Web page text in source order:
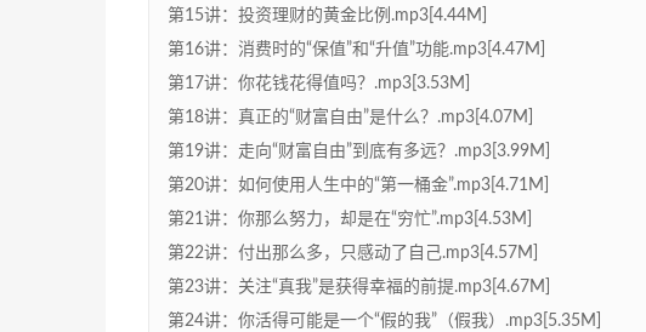
第15讲：投资理财的黄金比例.mp3[4.44M]
第16讲：消费时的“保值”和“升值”功能.mp3[4.47M]
第17讲：你花钱花得值吗？.mp3[3.53M]
第18讲：真正的“财富自由”是什么？.mp3[4.07M]
第19讲：走向“财富自由”到底有多远？.mp3[3.99M]
第20讲：如何使用人生中的“第一桶金”.mp3[4.71M]
第21讲：你那么努力，却是在“穷忙”.mp3[4.53M]
第22讲：付出那么多，只感动了自己.mp3[4.57M]
第23讲：关注“真我”是获得幸福的前提.mp3[4.67M]
第24讲：你活得可能是一个“假的我”（假我）.mp3[5.35M]